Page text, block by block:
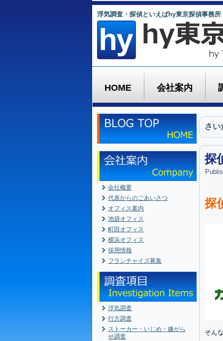
浮気調査・探偵といえばhy東京探偵事務所
HOME 会社案内
会社概要
代表からのごあいさつ
オフィス案内
池袋オフィス
町田オフィス
横浜オフィス
採用情報
フランチャイズ募集
浮気調査
行方調査
ストーカー・いじめ・嫌がら
せ調査
さい
探
探
そん